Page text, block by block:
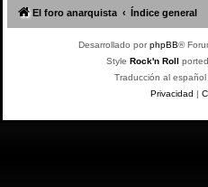
El foro anarquista Índice general
Desarrollado porphpBB®
Style Rock'n Roll
Traducción al
Privacidad |